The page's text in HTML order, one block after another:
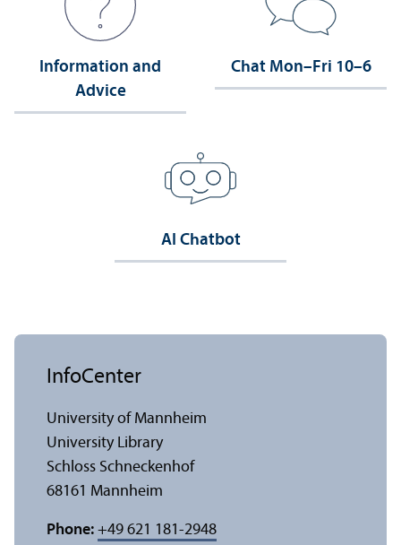
Information and
Advice
Chat Mon–Fri 10–6
AI Chatbot
InfoCenter
University of Mannheim
University Library
Schloss Schneckenhof
68161 Mannheim
Phone: +49 621 181-2948